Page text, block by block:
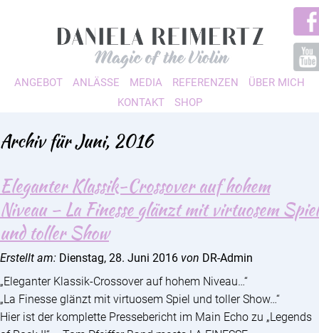
ANGEBOT ANLÄSSE MEDIA REFERENZEN
ÜBER MICH
KONTAKT
SHOP
Archiv für Juni, 2016
Eleganter Klassik-Crossover auf hohem
Niveau – La Finesse glänzt mit virtuosem Spiel
und toller Show
Erstellt am: Dienstag, 28. Juni 2016 von DR-Admin
„Eleganter Klassik-Crossover auf hohem Niveau…“
„La Finesse glänzt mit virtuosem Spiel und toller Show…“
Hier ist der komplette Pressebericht im Main Echo zu „Legends